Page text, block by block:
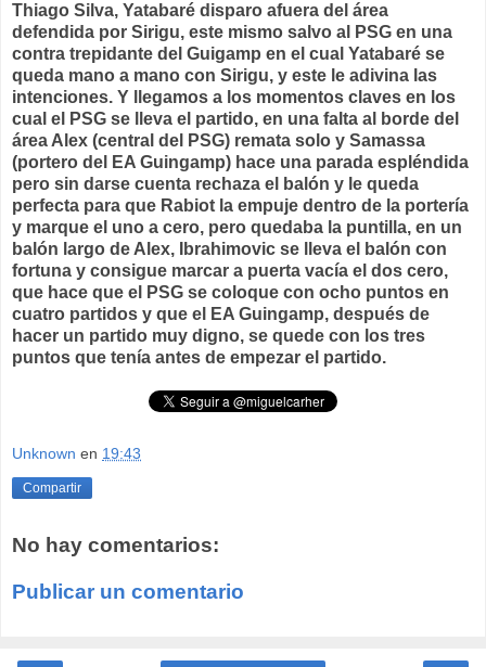
Thiago Silva, Yatabaré disparo afuera del área
defendida por Sirigu, este mismo salvo al PSG en una
contra trepidante del Guigamp en el cual Yatabaré se
queda mano a mano con Sirigu, y este le adivina las
intenciones. Y llegamos a los momentos claves en los
cual el PSG se lleva el partido, en una falta al borde del
área Alex (central del PSG) remata solo y Samassa
(portero del EA Guingamp) hace una parada espléndida
pero sin darse cuenta rechaza el balón y le queda
perfecta para que Rabiot la empuje dentro de la portería
y marque el uno a cero, pero quedaba la puntilla, en un
balón largo de Alex, Ibrahimovic se lleva el balón con
fortuna y consigue marcar a puerta vacía el dos cero,
que hace que el PSG se coloque con ocho puntos en
cuatro partidos y que el EA Guingamp, después de
hacer un partido muy digno, se quede con los tres
puntos que tenía antes de empezar el partido.
Unknown en 19:43
Compartir
No hay comentarios:
Publicar un comentario